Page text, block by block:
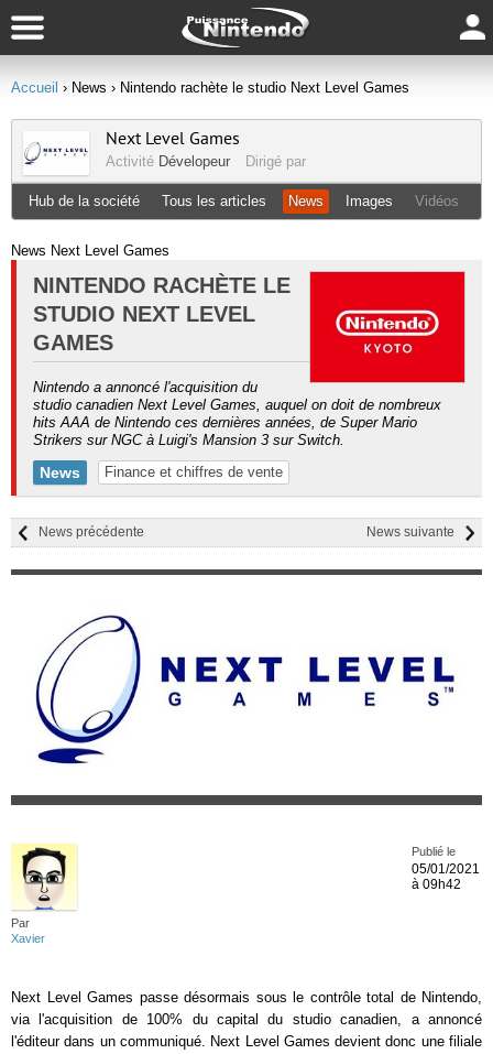
Accueil › News › Nintendo rachète le studio Next Level Games
Next Level Games
Activité Dévelopeur Dirigé par
Hub de la société Tous les articles News Images Vidéos
News Next Level Games
NINTENDO RACHÈTE LE
STUDIO NEXT LEVEL
GAMES
Nintendo a annoncé l'acquisition du
studio canadien Next Level Games, auquel on doit de nombreux
hits AAA de Nintendo ces dernières années, de Super Mario
Strikers sur NGC à Luigi's Mansion 3 sur Switch.
News Finance et chiffres de vente
News suivante
News précédente
Par
Xavier
Publié le
05/01/2021
à 09h42
Next Level Games passe désormais sous le contrôle total de Nintendo,
via l'acquisition de 100% du capital du studio canadien, a annoncé
l'éditeur dans un communiqué. Next Level Games devient donc une filiale